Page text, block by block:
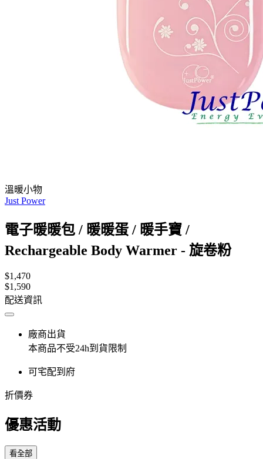
溫暖小物
Just Power
電子暖暖包 / 暖暖蛋 / 暖手寶 /
Rechargeable Body Warmer - 旋卷粉
$1,470
$1,590
配送資訊
廠商出貨
本商品不受24h到貨限制
可宅配到府
折價券
優惠活動
看全部